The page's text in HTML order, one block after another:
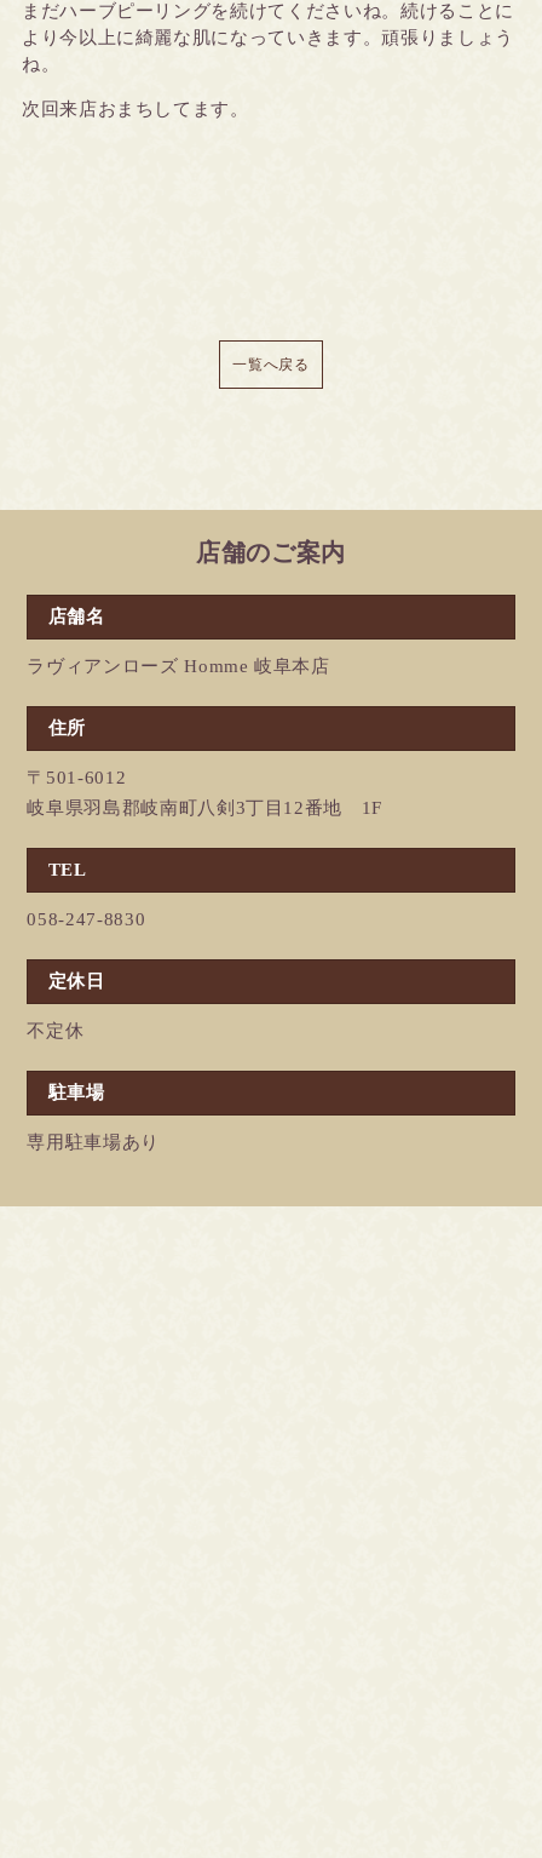
まだハーブピーリングを続けてくださいね。続けることに
より今以上に綺麗な肌になっていきます。頑張りましょう
ね。
次回来店おまちしてます。
一覧へ戻る
店舗のご案内
店舗名
ラヴィアンローズ Homme 岐阜本店
住所
〒501-6012
岐阜県羽島郡岐南町八剣3丁目12番地 1F
TEL
058-247-8830
定休日
不定休
駐車場
専用駐車場あり